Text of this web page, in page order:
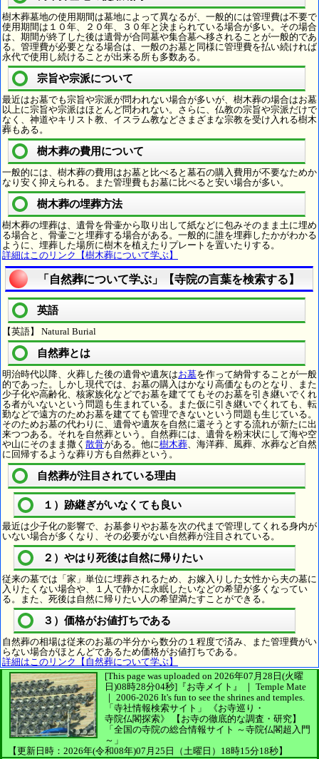
樹木葬墓地の使用期間は墓地によって異なるが、一般的には管理費は不要で
使用期間は１０年、２０年、３０年と決まられている場合が多い。その場合
は、期間が終了した後は遺骨が合同墓や集合墓へ移されることが一般的であ
る。管理費が必要となる場合は、一般のお墓と同様に管理費を払い続ければ
永代で使用し続けることが出来る所も多数ある。
宗旨や宗派について
最近はお墓でも宗旨や宗派が問われない場合が多いが、樹木葬の場合はお墓
以上に宗旨や宗派はほとんど問われない。さらに、仏教の宗旨や宗派だけで
なく、神道やキリスト教、イスラム教などさまざまな宗教を受け入れる樹木
葬もある。
樹木葬の費用について
一般的には、樹木葬の費用はお墓と比べると墓石の購入費用が不要なためか
なり安く抑えられる。また管理費もお墓に比べると安い場合が多い。
樹木葬の埋葬方法
樹木葬の埋葬は、遺骨を骨壷から取り出して紙などに包みそのまま土に埋め
る場合と、骨壷ごと埋葬する場合がある。一般的に誰を埋葬したかがわかる
ように、埋葬した場所に樹木を植えたりプレートを置いたりする。
詳細はこのリンク【樹木葬について学ぶ】
「自然葬について学ぶ」【寺院の言葉を検索する】
英語
【英語】 Natural Burial
自然葬とは
明治時代以降、火葬した後の遺骨や遺灰はお墓を作って納骨することが一般
的であった。しかし現代では、お墓の購入はかなり高価なものとなり、また
少子化や高齢化、核家族化などでお墓を建ててもそのお墓を引き継いでくれ
る者がいないという問題も生まれている。また仮に引き継いでくれても、転
勤などで遠方のためお墓を建てても管理できないという問題も生じている。
そのためお墓の代わりに、遺骨や遺灰を自然に還そうとする流れが新たに出
来つつある。それを自然葬という。自然葬には、遺骨を粉末状にして海や空
や山にそのまま撒く 散骨がある。他に樹木葬 、海洋葬、風葬、水葬など自然
に回帰するような葬り方も自然葬という。
自然葬が注目されている理由
１）跡継ぎがいなくても良い
最近は少子化の影響で、お墓参りやお墓を次の代まで管理してくれる身内が
いない場合が多くなり、その必要がない自然葬が注目されている。
２）やはり死後は自然に帰りたい
従来の墓では「家」単位に埋葬されるため、お嫁入りした女性から夫の墓に
入りたくない場合や、１人で静かに永眠したいなどの希望が多くなってい
る。また、死後は自然に帰りたい人の希望満たすことができる。
３）価格がお値打ちである
自然葬の相場は従来のお墓の半分から数分の１程度で済み、また管理費がい
らない場合がほとんどであるため価格がお値打ちである。
詳細はこのリンク【自然葬について学ぶ】
[This page was uploaded on 2026年07月28日(火曜
日)08時28分04秒] 『お寺メイト』 ｜ Temple Mate
｜ 2006-2026 It's fun to see the shrines and temples.
「寺社情報検索サイト」
《お寺巡り・
寺院仏閣探索》
【お寺の徹底的な調査・研究】
「全国の寺院の総合情報サイト ～寺院仏閣超入門
～」
【更新日時：2026年(令和08年)07月25日（土曜日）18時15分18秒】